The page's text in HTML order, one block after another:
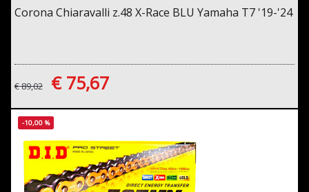
Corona Chiaravalli z.48 X-Race BLU Yamaha T7 '19-'24
€ 89,02 € 75,67
-10,00 %